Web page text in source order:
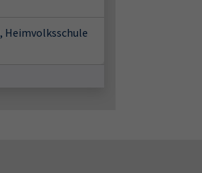
Heimvolksschule